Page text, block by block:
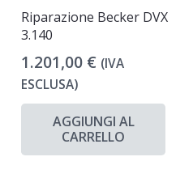
Riparazione Becker DVX
3.140
1.201,00 € (IVA
ESCLUSA)
AGGIUNGI AL
CARRELLO